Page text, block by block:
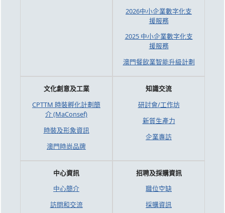
2026中小企業數字化支
援服務
2025 中小企業數字化支
援服務
澳門餐飲業智能升級計劃
文化創意及工業
CPTTM 時裝孵化計劃簡
介 (MaConsef)
時裝及形象資訊
澳門時尚品牌
知識交流
研討會/工作坊
新質生產力
企業專訪
中心資訊
中心簡介
訪問和交流
招聘及採購資訊
職位空缺
採購資訊